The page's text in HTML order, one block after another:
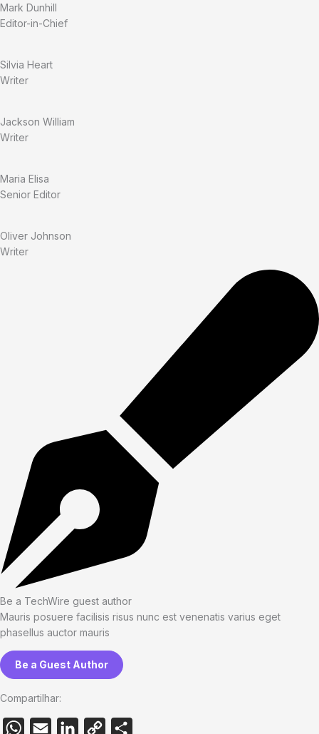
Mark Dunhill
Editor-in-Chief
Silvia Heart
Writer
Jackson William
Writer
Maria Elisa
Senior Editor
Oliver Johnson
Writer
Be a TechWire guest author
Mauris posuere facilisis risus nunc est venenatis varius eget
phasellus auctor mauris
Be a Guest Author
Compartilhar:
W